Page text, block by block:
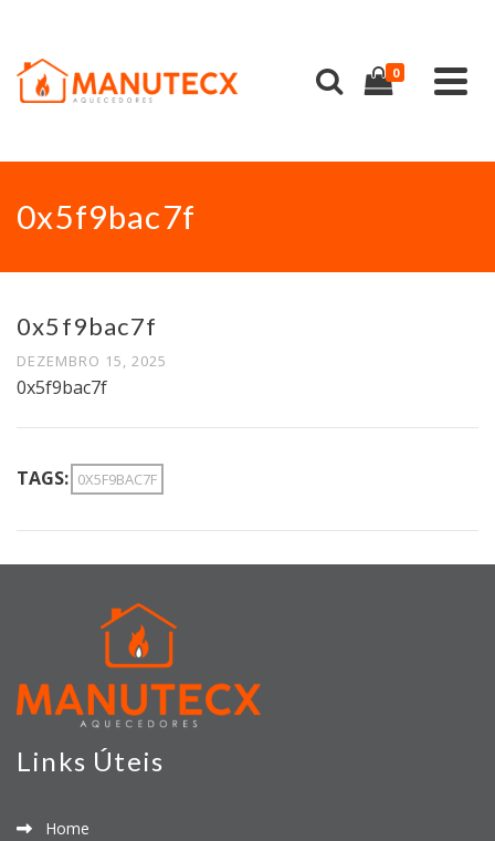
0
0x5f9bac7f
0x5f9bac7f
DEZEMBRO 15, 2025
0x5f9bac7f
TAGS: 0X5F9BAC7F
Links Úteis
Home